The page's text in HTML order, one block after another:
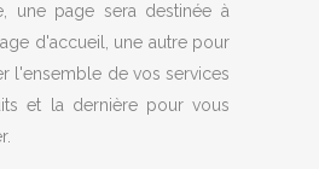
une page sera destinée à
d'accueil, une autre pour
l'ensemble de vos services
et la dernière pour vous